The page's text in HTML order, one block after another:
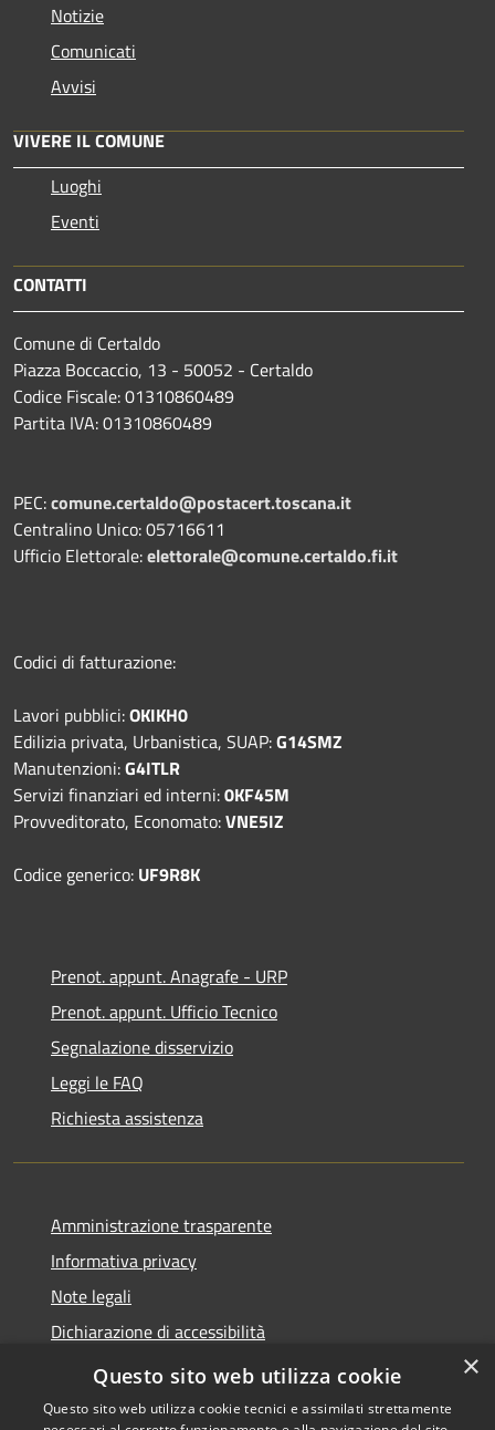
Notizie
Comunicati
Avvisi
VIVERE IL COMUNE
Luoghi
Eventi
CONTATTI
Comune di Certaldo
Piazza Boccaccio, 13 - 50052 - Certaldo
Codice Fiscale: 01310860489
Partita IVA: 01310860489
PEC:comune.certaldo@postacert.toscana.it
Centralino Unico: 05716611
Ufficio Elettorale:elettorale@comune.certaldo.fi.it
Codici di fatturazione:
Lavori pubblici:OKIKH0
Edilizia privata, Urbanistica, SUAP:G14SMZ
Manutenzioni:G4ITLR
Servizi finanziari ed interni:0KF45M
Provveditorato, Economato:VNE5IZ
Codice generico: UF9R8K
Prenot. appunt. Anagrafe - URP
Prenot. appunt. Ufficio Tecnico
Segnalazione disservizio
Leggi le FAQ
Richiesta assistenza
Amministrazione trasparente
Informativa privacy
Note legali
Dichiarazione di accessibilità
Whistleblowing
×
Questo sito web utilizza cookie
Questo sito web utilizza cookie tecnici e assimilati strettamente